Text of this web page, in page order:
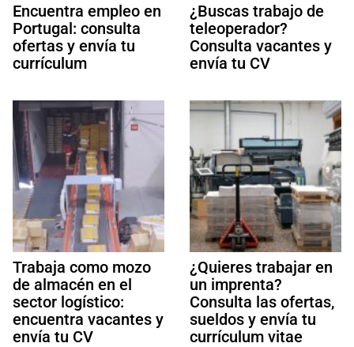
Encuentra empleo en
Portugal: consulta
ofertas y envía tu
currículum
¿Buscas trabajo de
teleoperador?
Consulta vacantes y
envía tu CV
Trabaja como mozo
de almacén en el
sector logístico:
encuentra vacantes y
envía tu CV
¿Quieres trabajar en
un imprenta?
Consulta las ofertas,
sueldos y envía tu
currículum vitae